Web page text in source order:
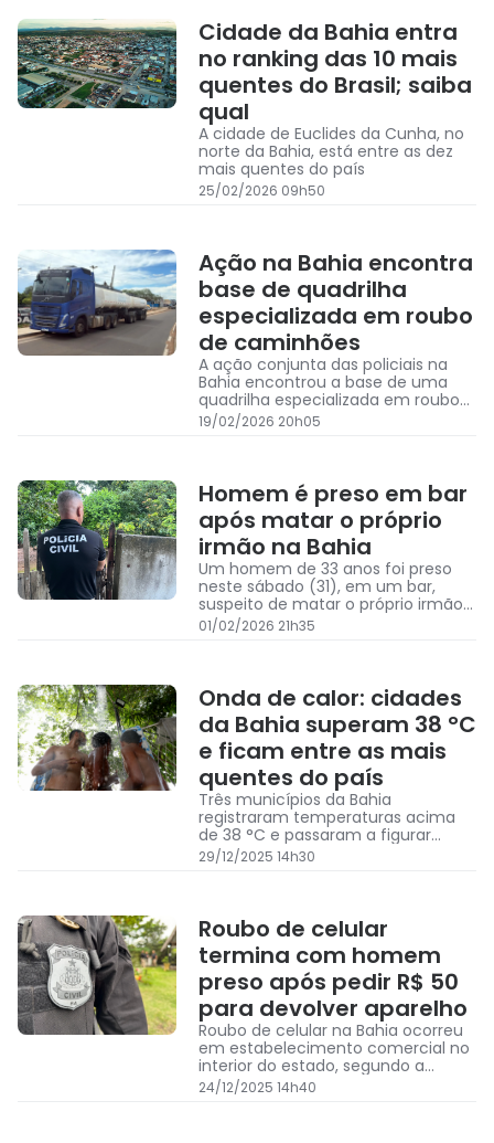
Cidade da Bahia entra
no ranking das 10 mais
quentes do Brasil; saiba
qual
A cidade de Euclides da Cunha, no
norte da Bahia, está entre as dez
mais quentes do país
25/02/2026 09h50
Ação na Bahia encontra
base de quadrilha
especializada em roubo
de caminhões
A ação conjunta das policiais na
Bahia encontrou a base de uma
quadrilha especializada em roubo
de caminhões em cidades no norte
e também de Pernambuco
19/02/2026 20h05
Homem é preso em bar
após matar o próprio
irmão na Bahia
Um homem de 33 anos foi preso
neste sábado (31), em um bar,
suspeito de matar o próprio irmão
em Euclides da Cunha, no norte da
Bahia
01/02/2026 21h35
Onda de calor: cidades
da Bahia superam 38 °C
e ficam entre as mais
quentes do país
Três municípios da Bahia
registraram temperaturas acima
de 38 °C e passaram a figurar
entre as cidades mais quentes do
país
29/12/2025 14h30
Roubo de celular
termina com homem
preso após pedir R$ 50
para devolver aparelho
Roubo de celular na Bahia ocorreu
em estabelecimento comercial no
interior do estado, segundo a
Polícia Civil
24/12/2025 14h40